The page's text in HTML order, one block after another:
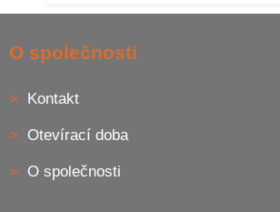
O společnosti
Kontakt
Otevírací doba
O společnosti